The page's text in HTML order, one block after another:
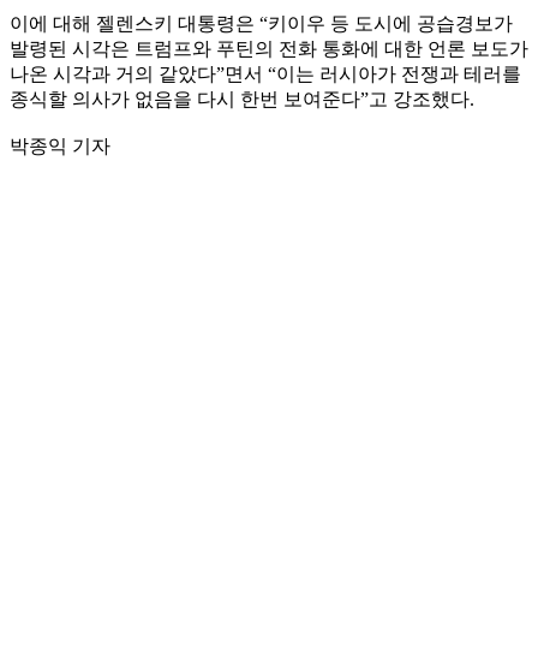
이에 대해 젤렌스키 대통령은 “키이우 등 도시에 공습경보가
발령된 시각은 트럼프와 푸틴의 전화 통화에 대한 언론 보도가
나온 시각과 거의 같았다”면서 “이는 러시아가 전쟁과 테러를
종식할 의사가 없음을 다시 한번 보여준다”고 강조했다.
박종익 기자